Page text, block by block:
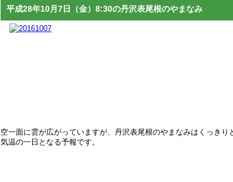
平成28年10月7日（金）8:30の丹沢表尾根のやまなみ
空一面に雲が広がっていますが、丹沢表尾根のやまなみはくっき
気温の一日となる予報です。